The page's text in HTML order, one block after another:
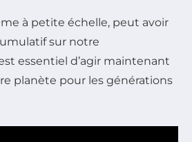
à petite échelle, peut avoir
sur notre
essentiel d’agir maintenant
planète pour les générations